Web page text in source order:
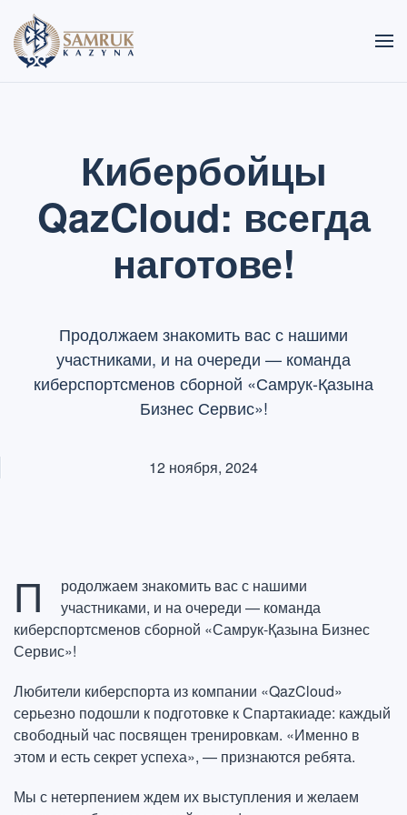
Skip to main content
Кибербойцы
QazCloud: всегда
наготове!
Продолжаем знакомить вас с нашими
участниками, и на очереди — команда
киберспортсменов сборной «Самрук-Қазына
Бизнес Сервис»!
12 ноября, 2024
П
родолжаем знакомить вас с нашими
участниками, и на очереди — команда
киберспортсменов сборной «Самрук-Қазына Бизнес
Сервис»!
Любители киберспорта из компании «QazCloud»
серьезно подошли к подготовке к Спартакиаде: каждый
свободный час посвящен тренировкам. «Именно в
этом и есть секрет успеха», — признаются ребята.
Мы с нетерпением ждем их выступления и желаем
Триумф
лучших:
IX